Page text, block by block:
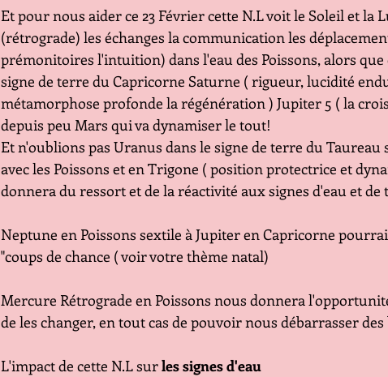
Et pour nous aider ce 23 Février cette N.L voit le Soleil et la
(rétrograde) les échanges la communication les
prémonitoires l'intuition) dans l'eau des Poissons, alors
signe de terre du Capricorne Saturne ( rigueur, lucidité
métamorphose profonde la régénération ) Jupiter 5 ( la
depuis peu Mars qui va dynamiser le tout!
Et n'oublions pas Uranus dans le signe de terre du
avec les Poissons et en Trigone ( position protectrice et
donnera du ressort et de la réactivité aux signes d'eau et de
Neptune en Poissons sextile à Jupiter en Capricorne
"coups de chance ( voir votre thème natal)
Mercure Rétrograde en Poissons nous donnera
de les changer, en tout cas de pouvoir nous débarrasser
L'impact de cette N.L sur les signes d'eau